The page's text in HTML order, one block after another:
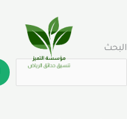
المحتوى
البحث